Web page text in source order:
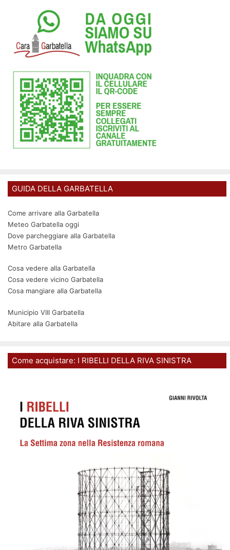
GUIDA DELLA GARBATELLA
Come arrivare alla Garbatella
Meteo Garbatella oggi
Dove parcheggiare alla Garbatella
Metro Garbatella
Cosa vedere alla Garbatella
Cosa vedere vicino Garbatella
Cosa mangiare alla Garbatella
Municipio VIII Garbatella
Abitare alla Garbatella
Come acquistare: I RIBELLI DELLA RIVA SINISTRA